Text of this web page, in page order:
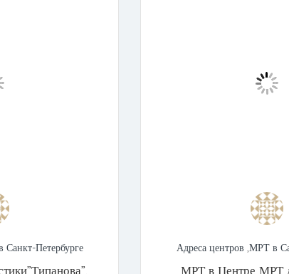
Петербурге Адреса центров ,МРТ в
МРТ в Центре МРТ